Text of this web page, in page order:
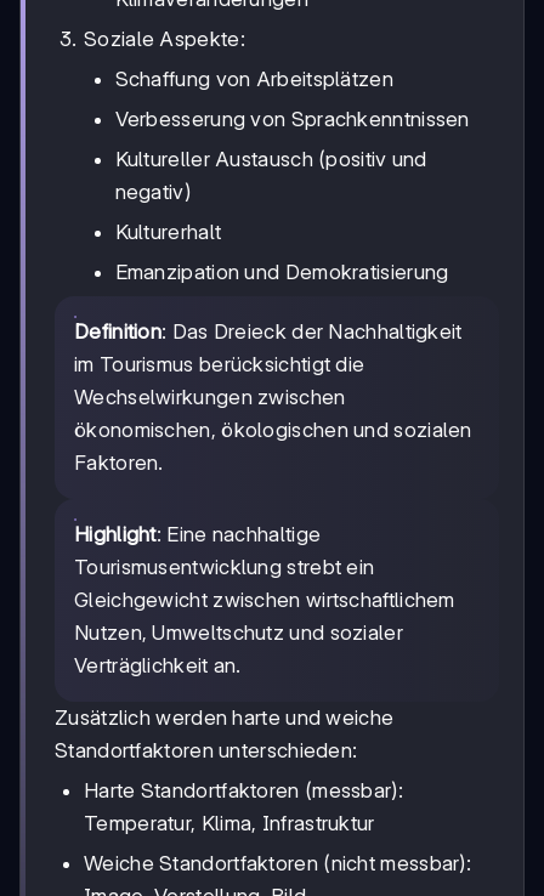
Soziale Aspekte:
Schaffung von Arbeitsplätzen
Verbesserung von Sprachkenntnissen
Kultureller Austausch (positiv und
negativ)
Kulturerhalt
Emanzipation und Demokratisierung
Definition: Das Dreieck der Nachhaltigkeit
im Tourismus berücksichtigt die
Wechselwirkungen zwischen
ökonomischen, ökologischen und sozialen
Faktoren.
Highlight: Eine nachhaltige
Tourismusentwicklung strebt ein
Gleichgewicht zwischen wirtschaftlichem
Nutzen, Umweltschutz und sozialer
Verträglichkeit an.
Zusätzlich werden harte und weiche
Standortfaktoren unterschieden:
Harte Standortfaktoren (messbar):
Temperatur, Klima, Infrastruktur
Weiche Standortfaktoren (nicht messbar):